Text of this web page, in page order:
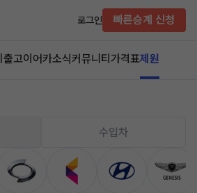
로그인 빠른승계 신청
출고이어카소식커뮤니티 가격표제원
수입차